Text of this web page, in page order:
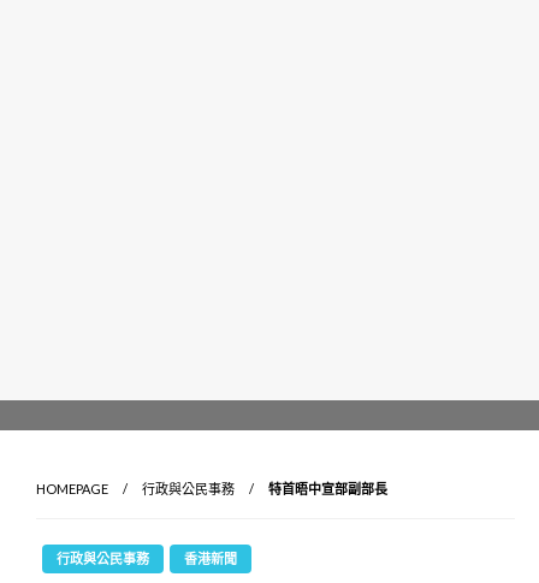
HOMEPAGE 行政與公民事務 特首晤中宣部副部長
行政與公民事務 香港新聞